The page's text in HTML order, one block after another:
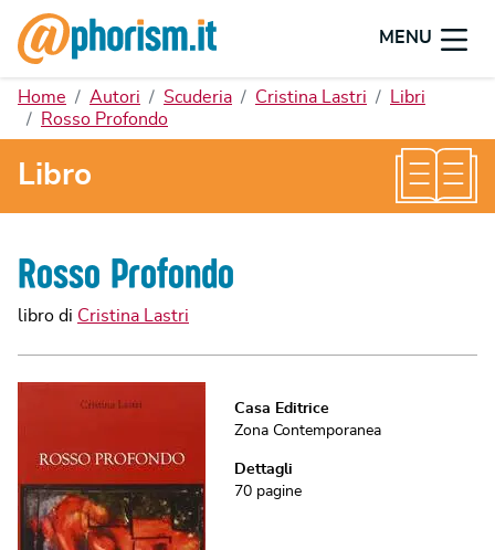
MENU
Home Autori Scuderia Cristina Lastri
Libri
Rosso Profondo
Libro
Rosso Profondo
libro di Cristina Lastri
Casa Editrice
Zona Contemporanea
Dettagli
70 pagine